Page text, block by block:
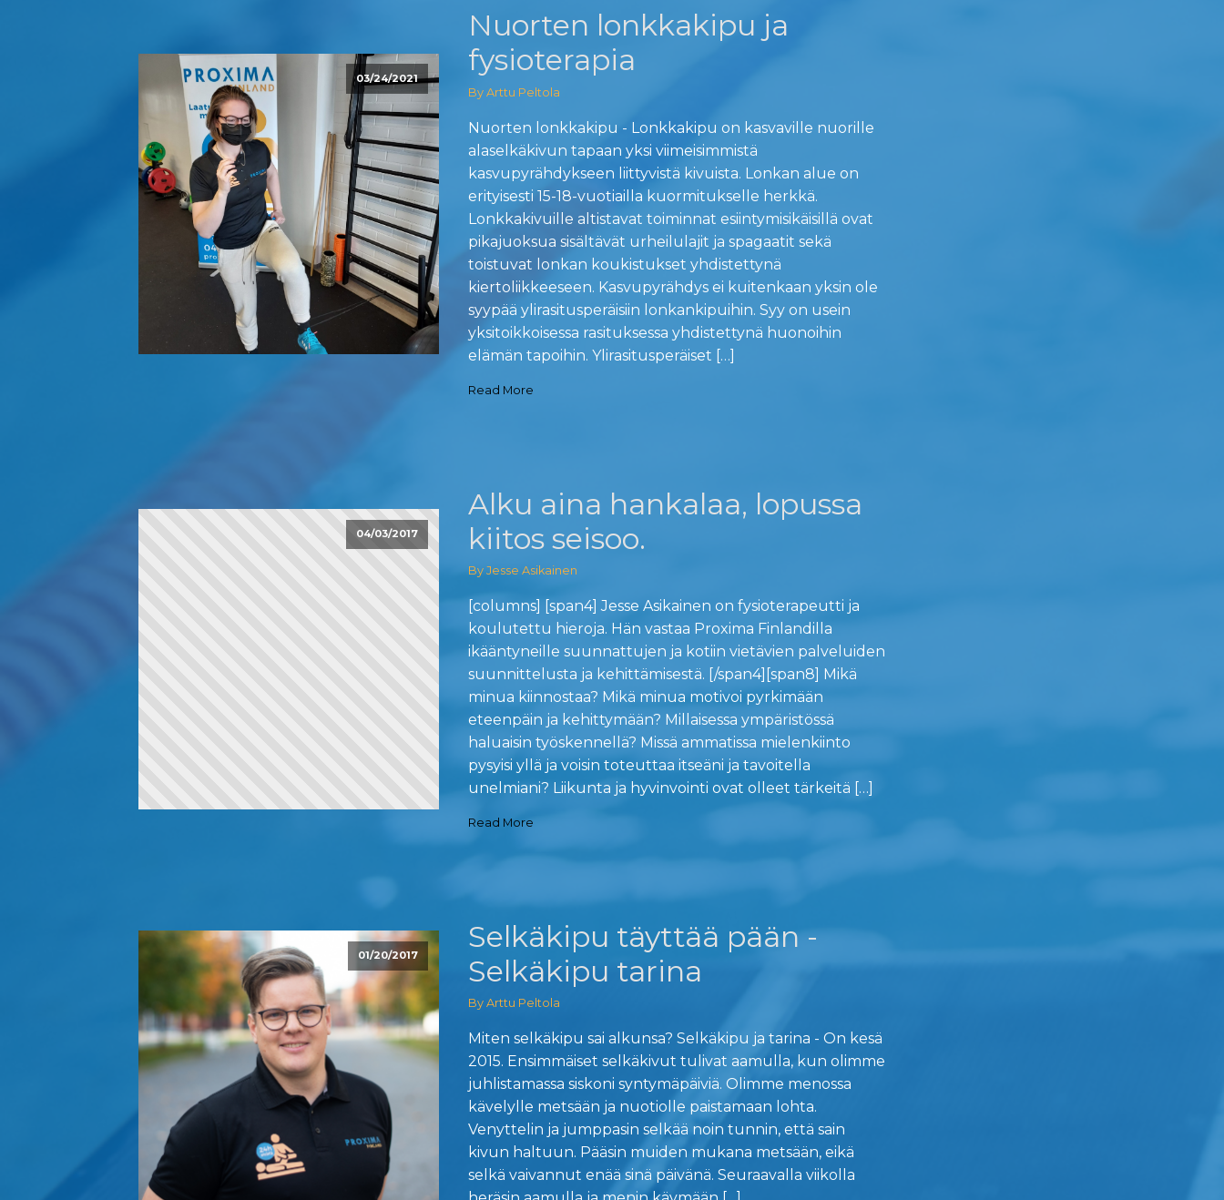
03/24/2021
Nuorten lonkkakipu ja
fysioterapia
By Arttu Peltola
Nuorten lonkkakipu - Lonkkakipu on kasvaville nuorille
alaselkäkivun tapaan yksi viimeisimmistä
kasvupyrähdykseen liittyvistä kivuista. Lonkan alue on
erityisesti 15-18-vuotiailla kuormitukselle herkkä.
Lonkkakivuille altistavat toiminnat esiintymisikäisillä ovat
pikajuoksua sisältävät urheilulajit ja spagaatit sekä
toistuvat lonkan koukistukset yhdistettynä
kiertoliikkeeseen. Kasvupyrähdys ei kuitenkaan yksin ole
syypää ylirasitusperäisiin lonkankipuihin. Syy on usein
yksitoikkoisessa rasituksessa yhdistettynä huonoihin
elämän tapoihin. Ylirasitusperäiset […]
Read More
04/03/2017
Alku aina hankalaa, lopussa
kiitos seisoo.
By Jesse Asikainen
[columns] [span4] Jesse Asikainen on fysioterapeutti ja
koulutettu hieroja. Hän vastaa Proxima Finlandilla
ikääntyneille suunnattujen ja kotiin vietävien palveluiden
suunnittelusta ja kehittämisestä. [/span4][span8] Mikä
minua kiinnostaa? Mikä minua motivoi pyrkimään
eteenpäin ja kehittymään? Millaisessa ympäristössä
haluaisin työskennellä? Missä ammatissa mielenkiinto
pysyisi yllä ja voisin toteuttaa itseäni ja tavoitella
unelmiani? Liikunta ja hyvinvointi ovat olleet tärkeitä […]
Read More
01/20/2017
Selkäkipu täyttää pään -
Selkäkipu tarina
By Arttu Peltola
Miten selkäkipu sai alkunsa? Selkäkipu ja tarina - On kesä
2015. Ensimmäiset selkäkivut tulivat aamulla, kun olimme
juhlistamassa siskoni syntymäpäiviä. Olimme menossa
kävelylle metsään ja nuotiolle paistamaan lohta.
Venyttelin ja jumppasin selkää noin tunnin, että sain
kivun haltuun. Pääsin muiden mukana metsään, eikä
selkä vaivannut enää sinä päivänä. Seuraavalla viikolla